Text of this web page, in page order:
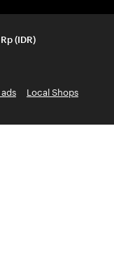
(IDR)
Local Shops